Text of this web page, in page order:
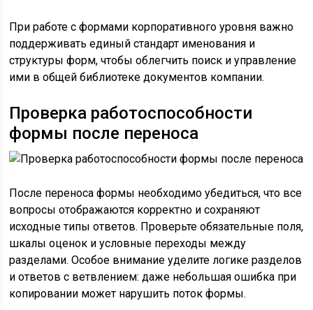
При работе с формами корпоративного уровня важно
поддерживать единый стандарт именования и
структуры форм, чтобы облегчить поиск и управление
ими в общей библиотеке документов компании.
Проверка работоспособности
формы после переноса
После переноса формы необходимо убедиться, что все
вопросы отображаются корректно и сохраняют
исходные типы ответов. Проверьте обязательные поля,
шкалы оценок и условные переходы между
разделами. Особое внимание уделите логике разделов
и ответов с ветвлением: даже небольшая ошибка при
копировании может нарушить поток формы.